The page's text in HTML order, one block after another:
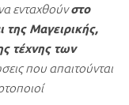
ενταχθούνστο
Μαγειρικής,
τέχνης των
που απαιτούνται